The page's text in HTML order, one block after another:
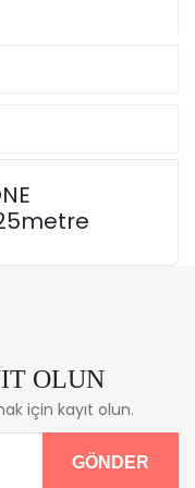
OLUN
için kayıt olun.